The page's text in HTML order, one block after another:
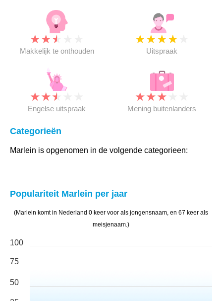
★★★
Makkelijk te onthouden
★★★★
Uitspraak
★★★
Engelse uitspraak
★★★
Mening buitenlanders
Categorieën
Marlein is opgenomen in de volgende categorieen:
Populariteit Marlein per jaar
(Marlein komt in Nederland 0 keer voor als jongensnaam, en 67 keer als
meisjenaam.)
100
75
50